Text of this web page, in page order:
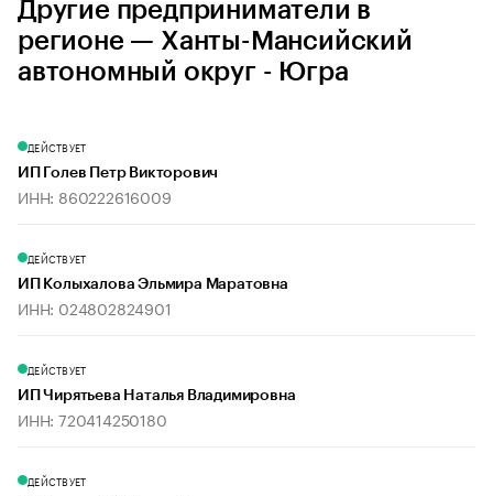
Другие предприниматели в
регионе — Ханты-Мансийский
автономный округ - Югра
ДЕЙСТВУЕТ
ИП Голев Петр Викторович
ИНН: 860222616009
ДЕЙСТВУЕТ
ИП Колыхалова Эльмира Маратовна
ИНН: 024802824901
ДЕЙСТВУЕТ
ИП Чирятьева Наталья Владимировна
ИНН: 720414250180
ДЕЙСТВУЕТ